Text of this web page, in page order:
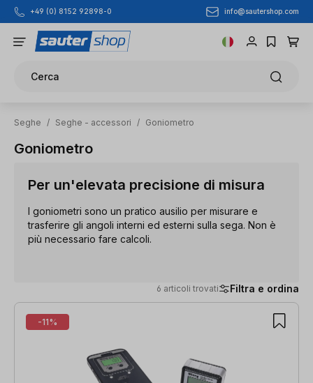
Passa al contenuto principale
+49 (0) 8152 92898-0 info@sautershop.com
Cerca
Seghe / Seghe - accessori / Goniometro
Goniometro
Per un'elevata precisione di misura
I goniometri sono un pratico ausilio per misurare e
trasferire gli angoli interni ed esterni sulla sega. Non è
più necessario fare calcoli.
6 articoli trovati Filtra e ordina
6 articoli trovati
-11%